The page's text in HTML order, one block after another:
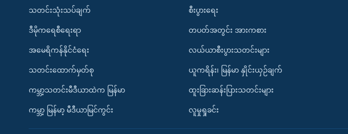
သတင်းသုံးသပ်ချက်
ဒီမိုကရေစီရေးရာ
အမေရိကန်နိုင်ငံရေး
သတင်းထောက်မှတ်စု
ကမ္ဘာ့သတင်းမီဒီယာထဲက မြန်မာ
ကမ္ဘာ့ မြန်မာ့ မီဒီယာမြင်ကွင်း
စီးပွားရေး
တပတ်အတွင်း အားကစား
လယ်ယာစီးပွားသတင်းများ
ယူကရိန်း၊ မြန်မာ နှိုင်းယှဉ်ချက်
ထူးခြားဆန်းပြားသတင်းများ
လူမှုရှုခင်း